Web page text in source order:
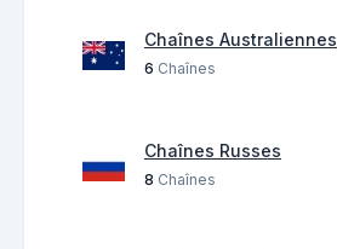
Chaînes Australiennes
6 Chaînes
Chaînes Russes
8 Chaînes